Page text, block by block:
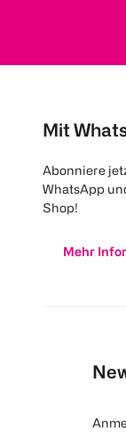
Mit
Abonniere
WhatsApp
Shop!
Mehr